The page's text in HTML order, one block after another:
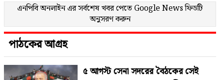
এনপিবি অনলাইন এর সর্বশেষ খবর পেতে Google Newsফিডটি
অনুসরণ করুন
পাঠকের আগ্রহ
৫ আগস্ট সেনা সদরের বৈঠকের সেই